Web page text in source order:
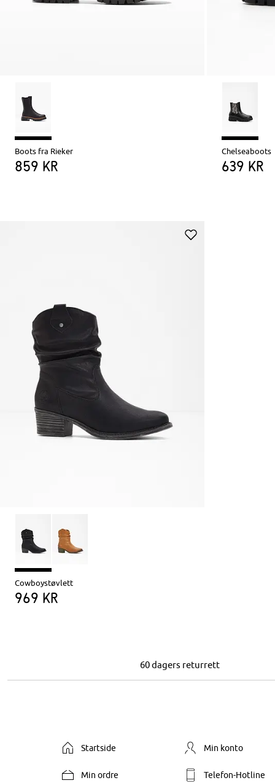
Boots fra Rieker
859 kr
Chelseaboots
639 kr
Cowboystøvlett
969 kr
60 dagers returrett
Startside Min konto
Min ordre Telefon-Hotline